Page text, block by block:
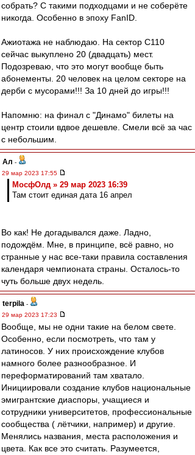
собрать? С такими подходцами и не соберёте
никогда. Особенно в эпоху FanID.
Ажиотажа не наблюдаю. На сектор С110
сейчас выкуплено 20 (двадцать) мест.
Подозреваю, что это могут вообще быть
абонементы. 20 человек на целом секторе на
дерби с мусорами!!! За 10 дней до игры!!!
Напомню: на финал с "Динамо" билеты на
центр стоили вдвое дешевле. Смели всё за час
с небольшим.
Ал -
29 мар 2023 17:55
МосфОлд » 29 мар 2023 16:39
Там стоит единая дата 16 апрел
Во как! Не догадывался даже. Ладно,
подождём. Мне, в принципе, всё равно, но
странные у нас все-таки правила составления
календаря чемпионата страны. Осталось-то
чуть больше двух недель.
terpila -
29 мар 2023 17:23
Вообще, мы не одни такие на белом свете.
Особенно, если посмотреть, что там у
латиносов. У них происхождение клубов
намного более разнообразное. И
переформатирований там хватало.
Инициировали создание клубов национальные
эмигрантские диаспоры, учащиеся и
сотрудники университетов, профессиональные
сообщества ( лётчики, например) и другие.
Менялись названия, места расположения и
цвета. Как все это считать. Разумеется,